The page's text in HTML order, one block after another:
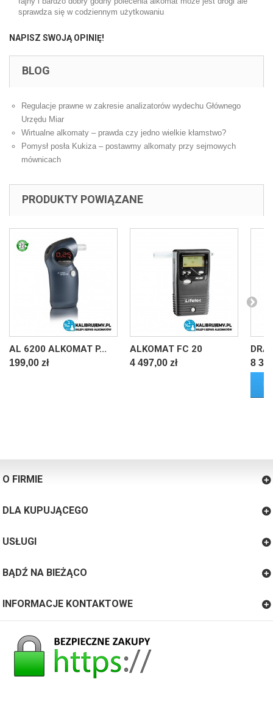
sprawdza się w codziennym użytkowaniu
NAPISZ SWOJĄ OPINIĘ!
BLOG
Regulacje prawne w zakresie analizatorów wydechu Głównego
Urzędu Miar
Wirtualne alkomaty – prawda czy jedno wielkie kłamstwo?
Pomysł posła Kukiza – postawmy alkomaty przy sejmowych
mównicach
PRODUKTY POWIĄZANE
AL 6200 ALKOMAT P...
199,00 zł
ALKOMAT FC 20
4 497,00 zł 8
O FIRMIE
DLA KUPUJĄCEGO
USŁUGI
BĄDŹ NA BIEŻĄCO
INFORMACJE KONTAKTOWE